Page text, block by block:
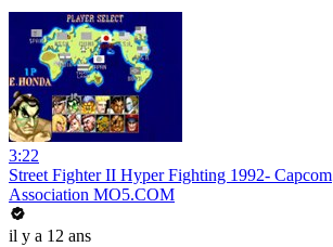
3:22
Street Fighter II Hyper Fighting 1992- Capcom
Association MO5.COM
il y a 12 ans